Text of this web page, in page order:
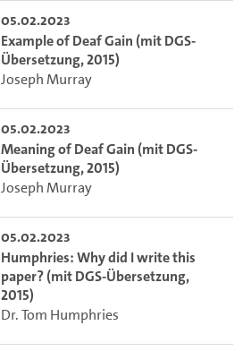
05.02.2023
Example of Deaf Gain (mit DGS-
Übersetzung, 2015)
Joseph Murray
05.02.2023
Meaning of Deaf Gain (mit DGS-
Übersetzung, 2015)
Joseph Murray
05.02.2023
Humphries: Why did I write this
paper? (mit DGS-Übersetzung,
2015)
Dr. Tom Humphries